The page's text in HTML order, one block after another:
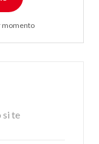
momento
si te